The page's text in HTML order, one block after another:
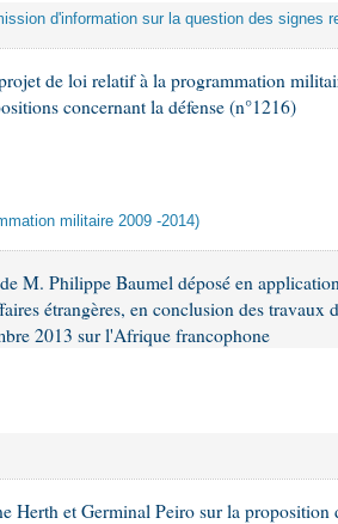
d'information sur la question des signes
de loi relatif à la programmation
concernant la défense (n°1216)
militaire 2009 -2014)
M. Philippe Baumel déposé en
étrangères, en conclusion des travaux
2013 sur l'Afrique francophone
Herth et Germinal Peiro sur la proposition